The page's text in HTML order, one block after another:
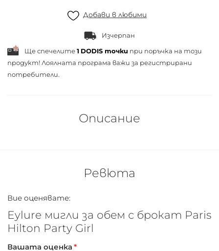
Добави в любими
Изчерпан
Ще спечелите1 DODIS точки при поръчка на този
продукт! Лоялната програма важи за регистрирани
потребители.
Описание
Ревюта
Вие оценявате:
Eylure мигли за обем с брокат Paris
Hilton Party Girl
Вашата оценка